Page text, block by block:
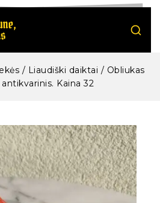
/ Liaudiški daiktai / Obliukas
Kaina 32